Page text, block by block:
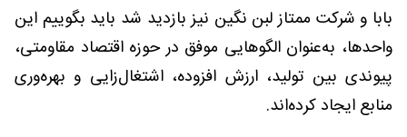
بابا و شرکت ممتاز لبن نگین نیز بازدید شد باید بگوییم این
واحدها، به‌عنوان الگوهایی موفق در حوزه اقتصاد مقاومتی،
پیوندی بین تولید، ارزش افزوده، اشتغال‌زایی و بهره‌وری
منابع ایجاد کرده‌اند.